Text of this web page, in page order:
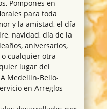
Pompones en
para toda
y la amistad, el día
navidad, día de la
aniversarios,
cualquier otra
lugar del
Medellin-Bello-
en Arreglos